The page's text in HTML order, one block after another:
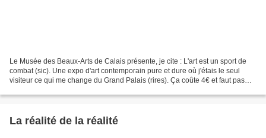
Le Musée des Beaux-Arts de Calais présente, je cite : L'art est un sport de
combat (sic). Une expo d'art contemporain pure et dure où j'étais le seul
visiteur ce qui me change du Grand Palais (rires). Ça coûte 4€ et faut pas
La réalité de la réalité